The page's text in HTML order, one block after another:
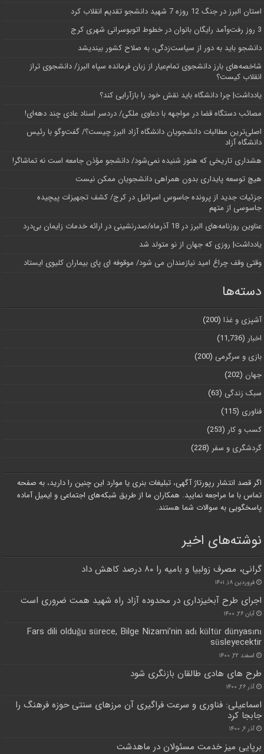
استان البرز در جنگ 12 روزه 7 شهید دانشجو تقدیم انقلاب کرد
3 روز رفت‌وآمد رایگان بانوان در خطوط اتوبوسرانی شهری کرج
دانشجو باید به دور از سیاست‌زدگی، به صلاح کشور بیندیشد
شاخصه‌های بارز دانشجوی تمام‌عیار از زبان فرمانده سپاه البرز/ دانشجوی تراز
انقلاب کیست؟
یادداشت| چرا دانشگاه باید نقش خود را بازآرایی کند؟
مصائب دستگاه قضا در مواجهه با دعاوی ملکی/ دردسر اسناد عادی چند‌ دهه‌ای!
اصلی‌ترین مطالبات دانشجویان دانشگاه آزاد البرز چیست؟/ گفت‌وگو با رئیس
دانشگاه آز‌اد
هشداری تاریخی که هنوز شنیده نمی‌شود/ دانشجو مؤذن جامعه است نه تماشاگر!
هیچ توسعه پایداری بدون همراهی دانشجویان ممکن نیست
جزئیات جدید از پرونده جاسوس اسرائیل در کرج/‌ کشف تجهیزات پیچیده
جاسوسی از متهم
عناوین روزنامه‌های البرز در ‌18 آذرماه/صدرنشینی در ارائه خدمات زایمان بی‌درد
یادداشت| روزی که جهان از نو متولد شد
وقتی وقف چراغ امید نیازمندان می شود/ موقوفه ای پای بیماران کلیوی ایستاد
دسته‌ها
آشپزی و غذا (200)
اخبار (11,736)
بازی و سرگرمی (200)
جهان (202)
سبک زندگی (63)
فناوری (115)
کسب و کار (253)
گردشگری و سفر (228)
اگر قصد انتشار رپورتاژ آگهی، تبلیغات بنری یا موارد این چنین را دارید، به صفحه
تماس با ما مراجعه نمایید. همکاران ما از طریق شبکه‌های اجتماعی و ایمیل آماده
پاسخگویی به سوالات شما هستند.
نوشته‌های اخیر
گرانی، مصرف زولبیا و بامیه را ۸۰ درصد کاهش داد
فروردین ۱۸, ۱۴۰۱
اجرای طرح آبخیزداری در محدوده آزاد راه شهید همت ضروری است
آبان ۲۶, ۱۴۰۰
Fars dili olduğu sürece, Bilge Nizami’nin adı kültür dünyasını
süsleyecektir
اسفند ۲۲, ۱۴۰۰
طرح های هادی طالقان بازنگری شود
آذر ۲۶, ۱۴۰۰
اسماعیلی: فناوری و سرعت فراگیری آن مرزهای سنتی حوزه فرهنگ را
جابجا کرد
آذر ۶, ۱۴۰۰
برپایی میز خدمت مسئولان در ماهدشت